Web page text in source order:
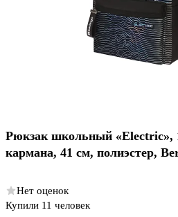
Рюкзак школьный «Electric»,
кармана, 41 см, полиэстер,
Нет оценок
Купили 11 человек